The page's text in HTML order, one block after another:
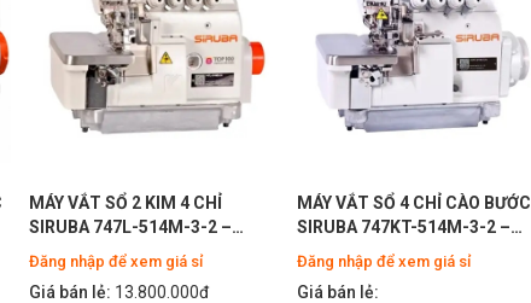
MÁY VẮT SỔ 2 KIM 4 CHỈ
SIRUBA 747L-514M-3-2 –
CHUYÊN LỒNG DÂY CỔ ÁO
THUN
Đăng nhập để xem giá sỉ
Giá bán lẻ: 13.800.000đ
MÁY VẮT SỔ 4 CHỈ CÀO BƯỚC
SIRUBA 747KT-514M-3-2 –
CHUYÊN MAY HÀNG DÀY
Đăng nhập để xem giá sỉ
Giá bán lẻ: